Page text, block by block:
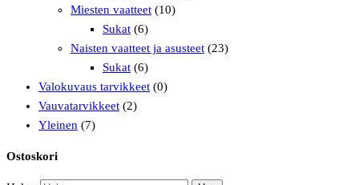
Miesten vaatteet (10)
Sukat (6)
Naisten vaatteet ja asusteet (23)
Sukat (6)
Valokuvaus tarvikkeet (0)
Vauvatarvikkeet (2)
Yleinen (7)
Ostoskori